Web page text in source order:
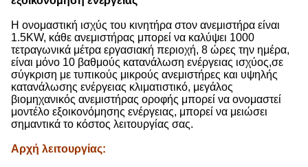
Η ονομαστική ισχύς του κινητήρα στον ανεμιστήρα είναι
1.5KW, κάθε ανεμιστήρας μπορεί να καλύψει 1000
τετραγωνικά μέτρα εργασιακή περιοχή, 8 ώρες την ημέρα,
είναι μόνο 10 βαθμούς κατανάλωση ενέργειας ισχύος,σε
σύγκριση με τυπικούς μικρούς ανεμιστήρες και υψηλής
κατανάλωσης ενέργειας κλιματιστικό, μεγάλος
βιομηχανικός ανεμιστήρας οροφής μπορεί να ονομαστεί
μοντέλο εξοικονόμησης ενέργειας, μπορεί να μειώσει
σημαντικά το κόστος λειτουργίας σας.
Αρχή λειτουργίας: